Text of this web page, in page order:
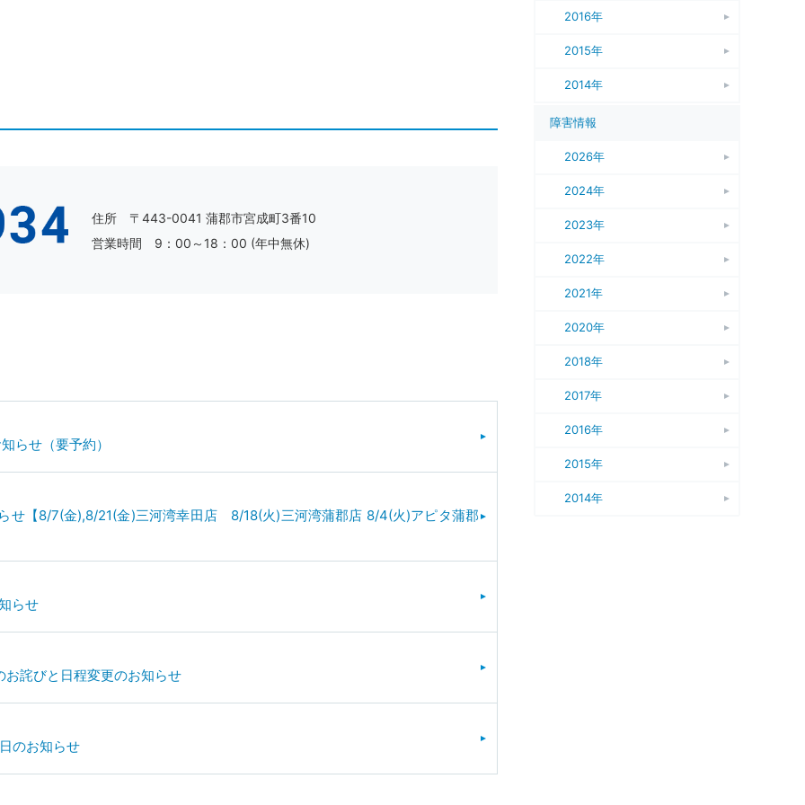
住所 〒443-0041 蒲郡市宮成町3番10
営業時間 9：00～18：00 (年中無休)
らせ（要予約）
せ【8/7(金),8/21(金)三河湾幸田店 8/18(火)三河湾蒲郡店 8/4(火)アピタ蒲郡
らせ
詫びと日程変更のお知らせ
のお知らせ
2016年
2015年
2014年
障害情報
2026年
2024年
2023年
2022年
2021年
2020年
2018年
2017年
2016年
2015年
2014年